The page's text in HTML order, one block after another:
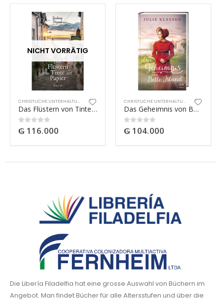
NICHT VORRÄTIG
CHRISTLICHE UNTERHALTUNG
Das Flüstern von Tinte auf Papier
0out of 5
₲ 116.000
CHRISTLICHE UNTERHALTUNG
Das Geheimnis von Belle Island
0out of 5
₲ 104.000
Die Libería Filadelfia hat eine grosse Auswahl von Büchern im
Angebot. Man findet Bücher für alle Altersstufen und über die